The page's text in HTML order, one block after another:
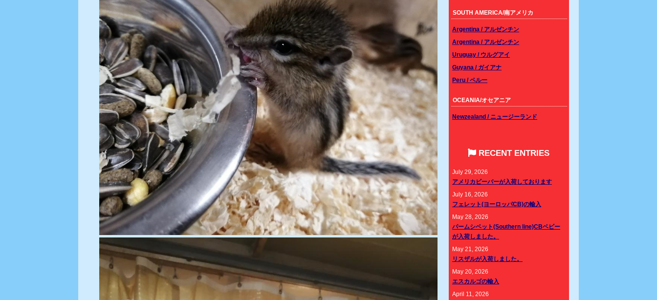
SOUTH AMERICA/南アメリカ
Argentina / アルゼンチン
Argentina / アルゼンチン
Uruguay / ウルグアイ
Guyana / ガイアナ
Peru / ペルー
OCEANIA/オセアニア
Newzealand / ニュージーランド
RECENT ENTRIES
July 29, 2026
アメリカビーバーが入荷しております
July 16, 2026
フェレット(ヨーロッパCB)の輸入
May 28, 2026
パームシベット(Southern line)CBベビー
が入荷しました。
May 21, 2026
リスザルが入荷しました。
May 20, 2026
エスカルゴの輸入
April 11, 2026